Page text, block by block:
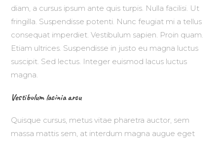
diam, a cursus ipsum ante quis turpis. Nulla facilisi. Ut
fringilla. Suspendisse potenti. Nunc feugiat mi a tellus
consequat imperdiet. Vestibulum sapien. Proin quam.
Etiam ultrices. Suspendisse in justo eu magna luctus
suscipit. Sed lectus. Integer euismod lacus luctus
magna.
Vestibulum lacinia arcu
Quisque cursus, metus vitae pharetra auctor, sem
massa mattis sem, at interdum magna augue eget